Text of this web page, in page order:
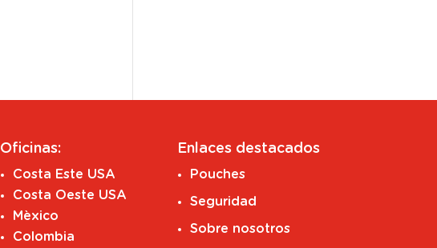
Oficinas:
Costa Este USA
Costa Oeste USA
Mèxico
Colombia
Enlaces destacados
Pouches
Seguridad
Sobre nosotros